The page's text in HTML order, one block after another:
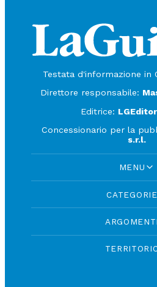
Testata d'informazione in
Direttore responsabile:
Editrice:
Concessionario per la
s.r.l.
MENU
CATEGORIE
ARGOMENTI